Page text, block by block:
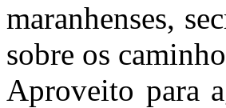
maranhenses,
sobre os
Aproveito para